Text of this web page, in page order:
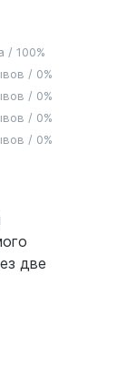
/ 100%
/ 0%
/ 0%
/ 0%
/ 0%
две